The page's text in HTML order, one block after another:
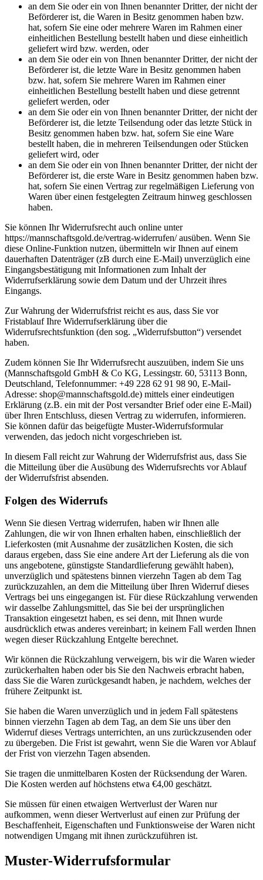
an dem Sie oder ein von Ihnen benannter Dritter, der nicht der
Beförderer ist, die Waren in Besitz genommen haben bzw.
hat, sofern Sie eine oder mehrere Waren im Rahmen einer
einheitlichen Bestellung bestellt haben und diese einheitlich
geliefert wird bzw. werden, oder
an dem Sie oder ein von Ihnen benannter Dritter, der nicht der
Beförderer ist, die letzte Ware in Besitz genommen haben
bzw. hat, sofern Sie mehrere Waren im Rahmen einer
einheitlichen Bestellung bestellt haben und diese getrennt
geliefert werden, oder
an dem Sie oder ein von Ihnen benannter Dritter, der nicht der
Beförderer ist, die letzte Teilsendung oder das letzte Stück in
Besitz genommen haben bzw. hat, sofern Sie eine Ware
bestellt haben, die in mehreren Teilsendungen oder Stücken
geliefert wird, oder
an dem Sie oder ein von Ihnen benannter Dritter, der nicht der
Beförderer ist, die erste Ware in Besitz genommen haben bzw.
hat, sofern Sie einen Vertrag zur regelmäßigen Lieferung von
Waren über einen festgelegten Zeitraum hinweg geschlossen
haben.
Sie können Ihr Widerrufsrecht auch online unter
https://mannschaftsgold.de/vertrag-widerrufen/ ausüben. Wenn Sie
diese Online-Funktion nutzen, übermitteln wir Ihnen auf einem
dauerhaften Datenträger (zB durch eine E-Mail) unverzüglich eine
Eingangsbestätigung mit Informationen zum Inhalt der
Widerrufserklärung sowie dem Datum und der Uhrzeit ihres
Eingangs.
Zur Wahrung der Widerrufsfrist reicht es aus, dass Sie vor
Fristablauf Ihre Widerrufserklärung über die
Widerrufsrechtsfunktion (den sog. „Widerrufsbutton“) versendet
haben.
Zudem können Sie Ihr Widerrufsrecht auszuüben, indem Sie uns
(Mannschaftsgold GmbH & Co KG, Lessingstr. 60, 53113 Bonn,
Deutschland, Telefonnummer: +49 228 62 91 98 90, E-Mail-
Adresse: shop@mannschaftsgold.de) mittels einer eindeutigen
Erklärung (z.B. ein mit der Post versandter Brief oder eine E-Mail)
über Ihren Entschluss, diesen Vertrag zu widerrufen, informieren.
Sie können dafür das beigefügte Muster-Widerrufsformular
verwenden, das jedoch nicht vorgeschrieben ist.
In diesem Fall reicht zur Wahrung der Widerrufsfrist aus, dass Sie
die Mitteilung über die Ausübung des Widerrufsrechts vor Ablauf
der Widerrufsfrist absenden.
Folgen des Widerrufs
Wenn Sie diesen Vertrag widerrufen, haben wir Ihnen alle
Zahlungen, die wir von Ihnen erhalten haben, einschließlich der
Lieferkosten (mit Ausnahme der zusätzlichen Kosten, die sich
daraus ergeben, dass Sie eine andere Art der Lieferung als die von
uns angebotene, günstigste Standardlieferung gewählt haben),
unverzüglich und spätestens binnen vierzehn Tagen ab dem Tag
zurückzuzahlen, an dem die Mitteilung über Ihren Widerruf dieses
Vertrags bei uns eingegangen ist. Für diese Rückzahlung verwenden
wir dasselbe Zahlungsmittel, das Sie bei der ursprünglichen
Transaktion eingesetzt haben, es sei denn, mit Ihnen wurde
ausdrücklich etwas anderes vereinbart; in keinem Fall werden Ihnen
wegen dieser Rückzahlung Entgelte berechnet.
Wir können die Rückzahlung verweigern, bis wir die Waren wieder
zurückerhalten haben oder bis Sie den Nachweis erbracht haben,
dass Sie die Waren zurückgesandt haben, je nachdem, welches der
frühere Zeitpunkt ist.
Sie haben die Waren unverzüglich und in jedem Fall spätestens
binnen vierzehn Tagen ab dem Tag, an dem Sie uns über den
Widerruf dieses Vertrags unterrichten, an uns zurückzusenden oder
zu übergeben. Die Frist ist gewahrt, wenn Sie die Waren vor Ablauf
der Frist von vierzehn Tagen absenden.
Sie tragen die unmittelbaren Kosten der Rücksendung der Waren.
Die Kosten werden auf höchstens etwa €4,00 geschätzt.
Sie müssen für einen etwaigen Wertverlust der Waren nur
aufkommen, wenn dieser Wertverlust auf einen zur Prüfung der
Beschaffenheit, Eigenschaften und Funktionsweise der Waren nicht
notwendigen Umgang mit ihnen zurückzuführen ist.
Muster-Widerrufsformular